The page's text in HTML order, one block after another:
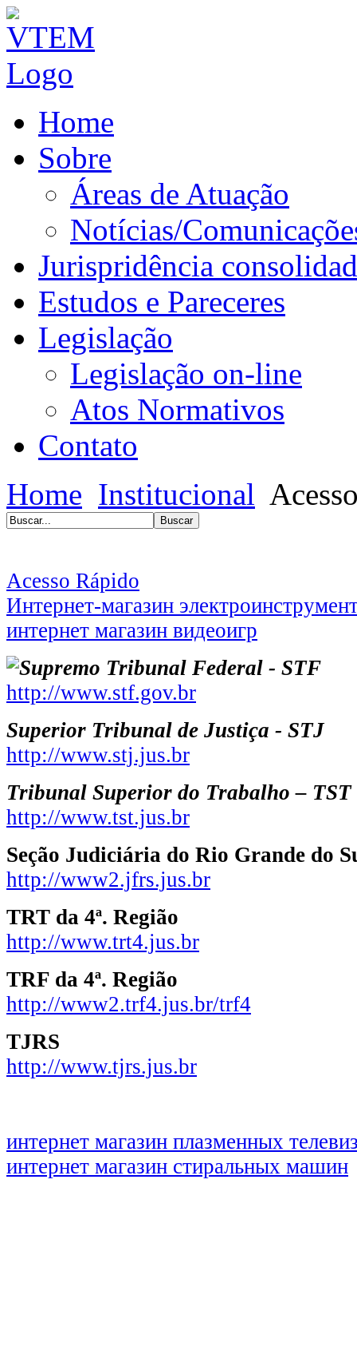
Home
Sobre
Áreas de Atuação
Notícias/
Jurispridência
Estudos e Pareceres
Legislação
Legislação on-line
Atos Normativos
Contato
Home Institucional
Acesso Rápido
Интернет-магазин
интернет магазин видеоигр
Supremo Tribunal Federal - STF
http://www.stf.gov.br
Superior Tribunal de Justiça - STJ
http://www.stj.jus.br
Tribunal Superior do Trabalho – TST
http://www.tst.jus.br
Seção Judiciária do Rio Grande do
http://www2.jfrs.jus.br
TRT da 4ª. Região
http://www.trt4.jus.br
TRF da 4ª. Região
http://www2.trf4.jus.br/trf4
TJRS
http://www.tjrs.jus.br
интернет магазин плазменных
интернет магазин стиральных машин